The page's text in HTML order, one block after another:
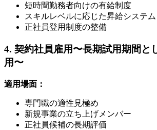
短時間勤務者向けの有給制度
スキルレベルに応じた昇給システム
正社員登用制度の整備
4. 契約社員雇用〜長期試用期間と
用〜
適用場面：
専門職の適性見極め
新規事業の立ち上げメンバー
正社員候補の長期評価